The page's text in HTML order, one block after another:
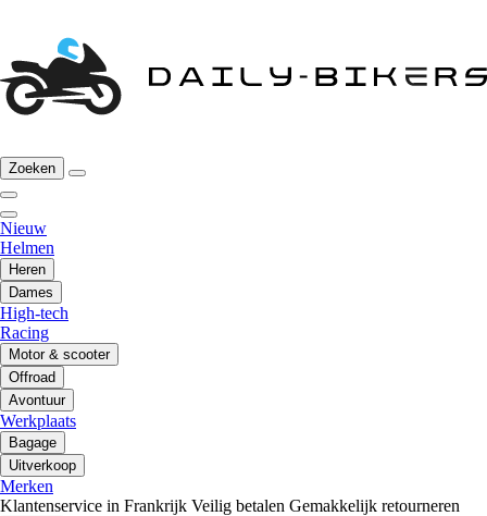
Zoeken
Nieuw
Helmen
Heren
Dames
High-tech
Racing
Motor & scooter
Offroad
Avontuur
Werkplaats
Bagage
Uitverkoop
Merken
Klantenservice in Frankrijk Veilig betalen Gemakkelijk retourneren